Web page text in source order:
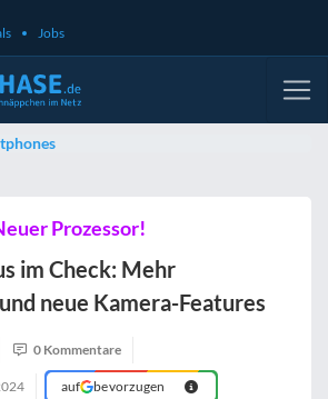
Jobs
Prozessor!
im Check: Mehr
neue Kamera-Features
0 Kommentare
auf bevorzugen